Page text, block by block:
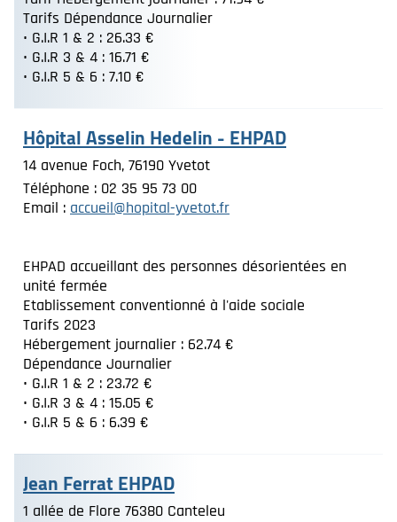
Tarifs Dépendance Journalier
• G.I.R 1 & 2 : 26.33 €
• G.I.R 3 & 4 : 16.71 €
• G.I.R 5 & 6 : 7.10 €
Hôpital Asselin Hedelin - EHPAD
14 avenue Foch, 76190 Yvetot
Téléphone : 02 35 95 73 00
Email : accueil@hopital-yvetot.fr
EHPAD accueillant des personnes désorientées en
unité fermée
Etablissement conventionné à l'aide sociale
Tarifs 2023
Hébergement journalier : 62.74 €
Dépendance Journalier
• G.I.R 1 & 2 : 23.72 €
• G.I.R 3 & 4 : 15.05 €
• G.I.R 5 & 6 : 6.39 €
Jean Ferrat EHPAD
1 allée de Flore 76380 Canteleu